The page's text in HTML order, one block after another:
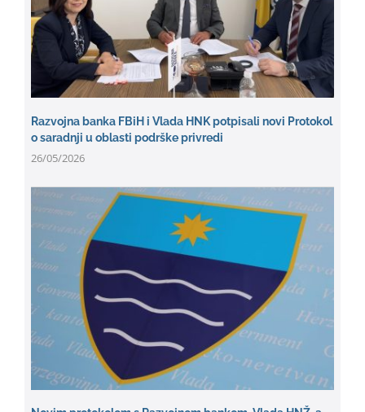
Razvojna banka FBiH i Vlada HNK potpisali novi Protokol
o saradnji u oblasti podrške privredi
26/05/2026